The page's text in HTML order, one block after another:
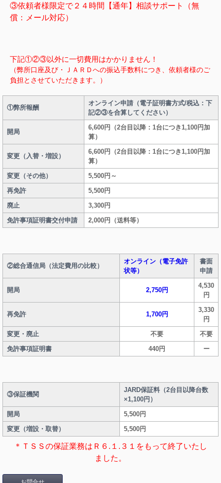
③依頼者様限定で２４時間【通年】相談サポート（無
償：メール対応）
下記①②③以外に一切費用はかかりません！
（弊所口座及び・ＪＡＲＤへの振込手数料につき、依頼者様のご
負担とさせていただきます。）
①弊所報酬
オンライン申請（電子証明書方式/税込：下
記②③を合算してください）
開局
6,600円（2台目以降：1台につき1,100円加
算）
変更（入替・増設）
6,600円（2台目以降：1台につき1,100円加
算）
変更（その他）
5,500円～
再免許
5,500円
廃止
3,300円
免許事項証明書交付申請
2,000円（送料等）
②総合通信局（法定費用の比較）
オンライン（電子免許
状等）
書面
申請
開局 2,750円
4,530
円
再免許 1,700円
3,330
円
変更・廃止
不要
不要
免許事項証明書
440円 ー
③保証機関
JARD保証料（2台目以降台数
×1,100円）
開局
5,500円
変更（増設・取替）
5,500円
＊ＴＳＳの保証業務はＲ６.１.３１をもって終了いたし
ました。